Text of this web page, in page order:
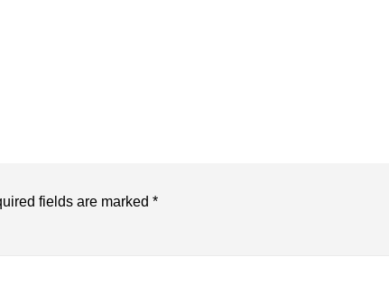
fields are marked *